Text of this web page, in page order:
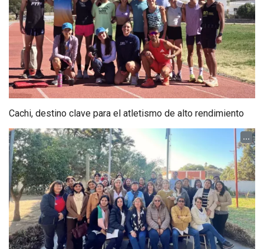
Cachi, destino clave para el atletismo de alto rendimiento
...